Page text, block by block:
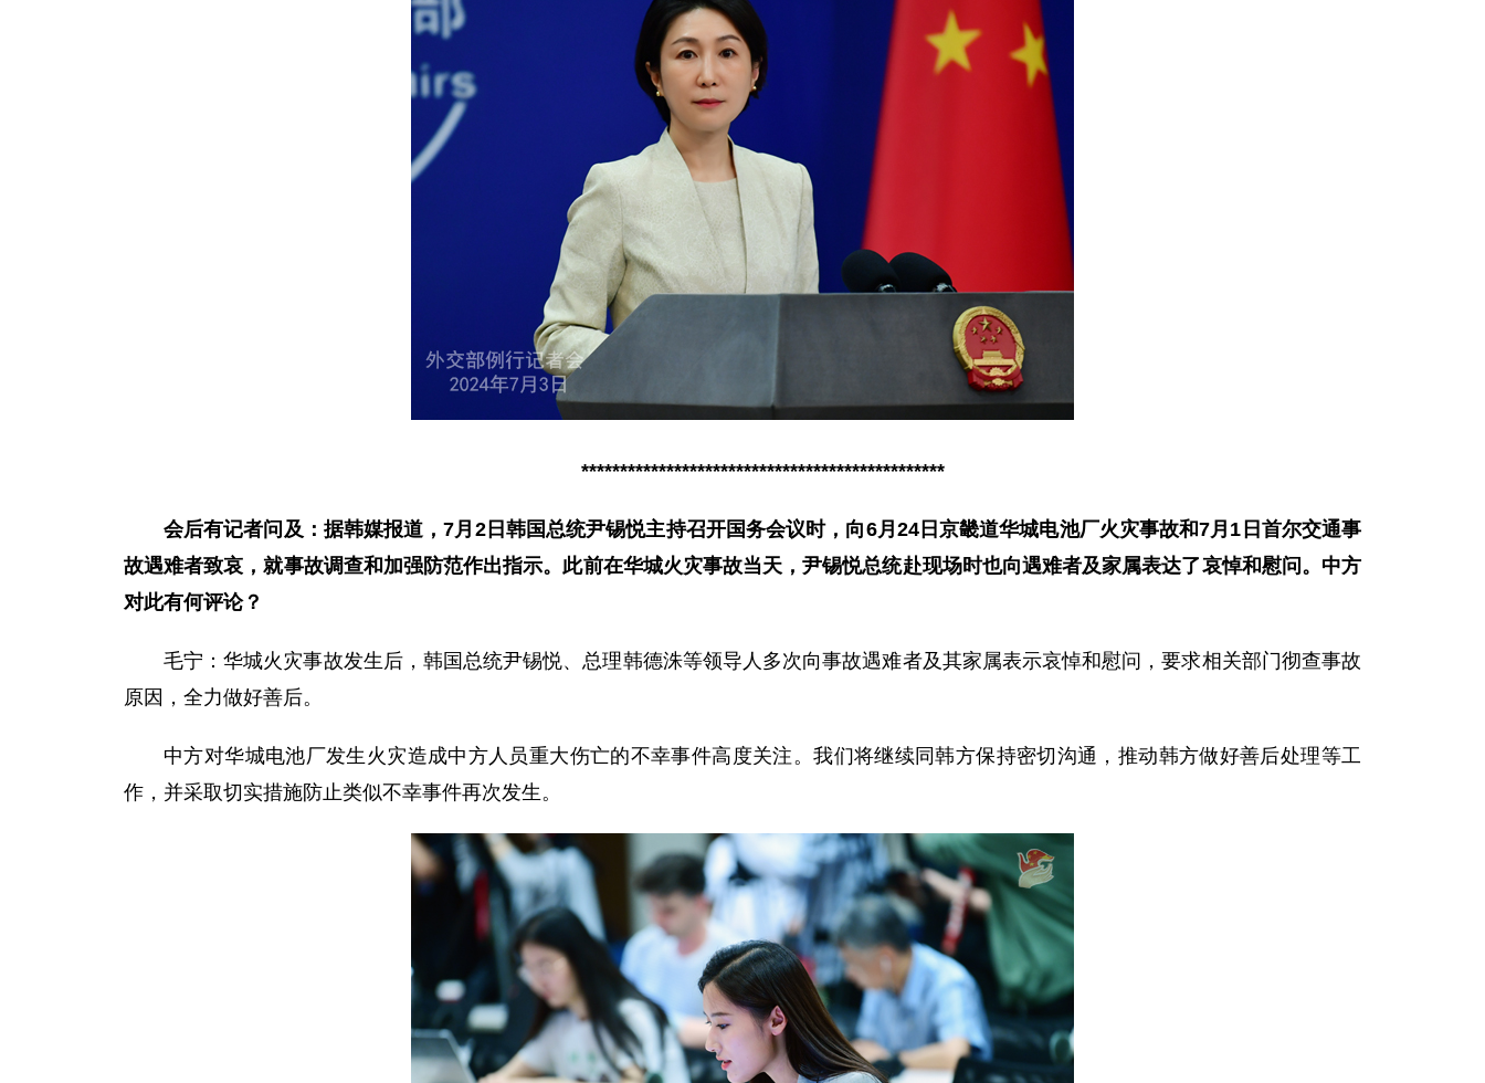
***********************************************
会后有记者问及：据韩媒报道，7月2日韩国总统尹锡悦主持召开国务会议时，向6月24日京畿道华城电池厂火灾事故和7月1日首尔交通事
故遇难者致哀，就事故调查和加强防范作出指示。此前在华城火灾事故当天，尹锡悦总统赴现场时也向遇难者及家属表达了哀悼和慰问。中方
对此有何评论？
毛宁：华城火灾事故发生后，韩国总统尹锡悦、总理韩德洙等领导人多次向事故遇难者及其家属表示哀悼和慰问，要求相关部门彻查事故
原因，全力做好善后。
中方对华城电池厂发生火灾造成中方人员重大伤亡的不幸事件高度关注。我们将继续同韩方保持密切沟通，推动韩方做好善后处理等工
作，并采取切实措施防止类似不幸事件再次发生。